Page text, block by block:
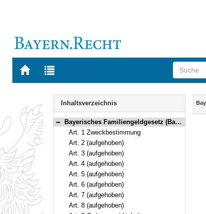
Zur
BAYERN.RECHT
Zur
letzten
Navigation
Inhaltsverzeichnis
Bereich reduzieren
Bayerisches Familiengeldgesetz (BayFamGG) Vom 24. Juli 2018 (GVBl. S. 613, 622) BayRS 2170-7-A (Art. 1–9a)
Art. 1 Zweckbestimmung
Art. 2 (aufgehoben)
Art. 3 (aufgehoben)
Art. 4 (aufgehoben)
Art. 5 (aufgehoben)
Art. 6 (aufgehoben)
Art. 7 (aufgehoben)
Art. 8 (aufgehoben)